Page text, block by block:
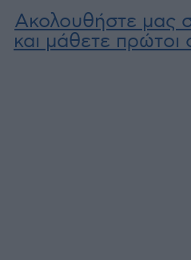
Ακολουθήστε μας
και μάθετε πρώτοι